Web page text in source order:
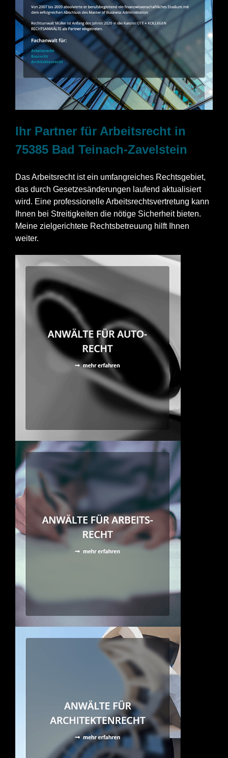
Ihr Partner für Arbeitsrecht in
75385 Bad Teinach-Zavelstein
Das Arbeitsrecht ist ein umfangreiches Rechtsgebiet,
das durch Gesetzesänderungen laufend aktualisiert
wird. Eine professionelle Arbeitsrechtsvertretung kann
Ihnen bei Streitigkeiten die nötige Sicherheit bieten.
Meine zielgerichtete Rechtsbetreuung hilft Ihnen
weiter.